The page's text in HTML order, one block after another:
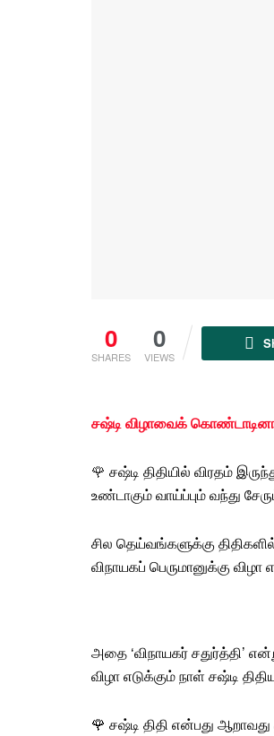
0
SHARES
0
VIEWS
சஷ்டி விழாவைக்
🌹 சஷ்டி திதியில் விரதம்
உண்டாகும் வாய்ப்பும் வந்து
சில தெய்வங்களுக்கு
விநாயகப் பெருமானுக்கு விழா
அதை ‘விநாயகர் சதுர்த்தி’
விழா எடுக்கும் நாள் சஷ்டி
🌹 சஷ்டி திதி என்பது ஆறாவது